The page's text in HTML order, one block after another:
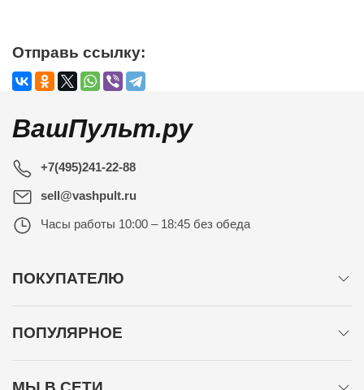
Отправь ссылку:
ВашПульт.ру
+7(495)241-22-88
sell@vashpult.ru
Часы работы 10:00 – 18:45 без обеда
ПОКУПАТЕЛЮ
ПОПУЛЯРНОЕ